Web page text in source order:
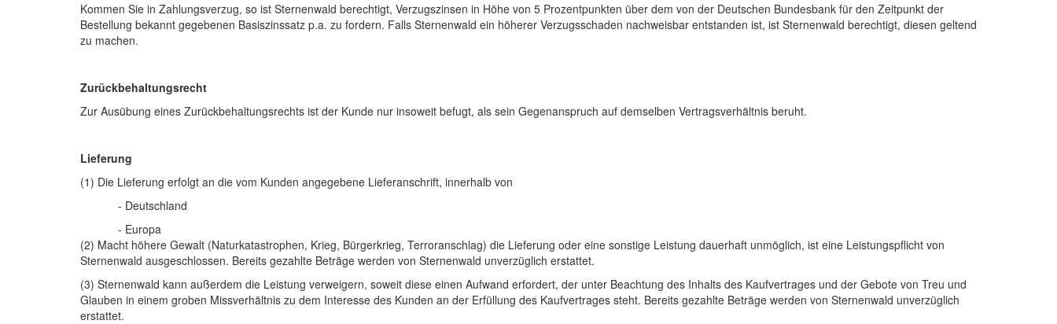
Kommen Sie in Zahlungsverzug, so ist Sternenwald berechtigt, Verzugszinsen in Höhe von 5 Prozentpunkten über dem von der Deutschen Bundesbank für den Zeitpunkt der
Bestellung bekannt gegebenen Basiszinssatz p.a. zu fordern. Falls Sternenwald ein höherer Verzugsschaden nachweisbar entstanden ist, ist Sternenwald berechtigt, diesen geltend
zu machen.
Zurückbehaltungsrecht
Zur Ausübung eines Zurückbehaltungsrechts ist der Kunde nur insoweit befugt, als sein Gegenanspruch auf demselben Vertragsverhältnis beruht.
Lieferung
(1) Die Lieferung erfolgt an die vom Kunden angegebene Lieferanschrift, innerhalb von
- Deutschland
- Europa
(2) Macht höhere Gewalt (Naturkatastrophen, Krieg, Bürgerkrieg, Terroranschlag) die Lieferung oder eine sonstige Leistung dauerhaft unmöglich, ist eine Leistungspflicht von
Sternenwald ausgeschlossen. Bereits gezahlte Beträge werden von Sternenwald unverzüglich erstattet.
(3) Sternenwald kann außerdem die Leistung verweigern, soweit diese einen Aufwand erfordert, der unter Beachtung des Inhalts des Kaufvertrages und der Gebote von Treu und
Glauben in einem groben Missverhältnis zu dem Interesse des Kunden an der Erfüllung des Kaufvertrages steht. Bereits gezahlte Beträge werden von Sternenwald unverzüglich
erstattet.